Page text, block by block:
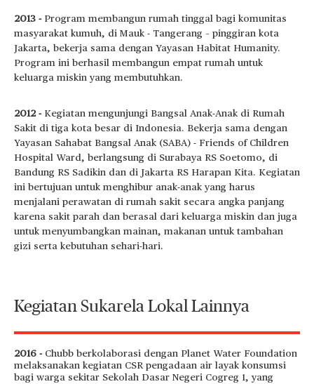
2013 - Program membangun rumah tinggal bagi komunitas
masyarakat kumuh, di Mauk - Tangerang – pinggiran kota
Jakarta, bekerja sama dengan Yayasan Habitat Humanity.
Program ini berhasil membangun empat rumah untuk
keluarga miskin yang membutuhkan.
2012 - Kegiatan mengunjungi Bangsal Anak-Anak di Rumah
Sakit di tiga kota besar di Indonesia. Bekerja sama dengan
Yayasan Sahabat Bangsal Anak (SABA) - Friends of Children
Hospital Ward, berlangsung di Surabaya RS Soetomo, di
Bandung RS Sadikin dan di Jakarta RS Harapan Kita. Kegiatan
ini bertujuan untuk menghibur anak-anak yang harus
menjalani perawatan di rumah sakit secara angka panjang
karena sakit parah dan berasal dari keluarga miskin dan juga
untuk menyumbangkan mainan, makanan untuk tambahan
gizi serta kebutuhan sehari-hari.
Kegiatan Sukarela Lokal Lainnya
2016 - Chubb berkolaborasi dengan Planet Water Foundation
melaksanakan kegiatan CSR pengadaan air layak konsumsi
bagi warga sekitar Sekolah Dasar Negeri Cogreg 1, yang